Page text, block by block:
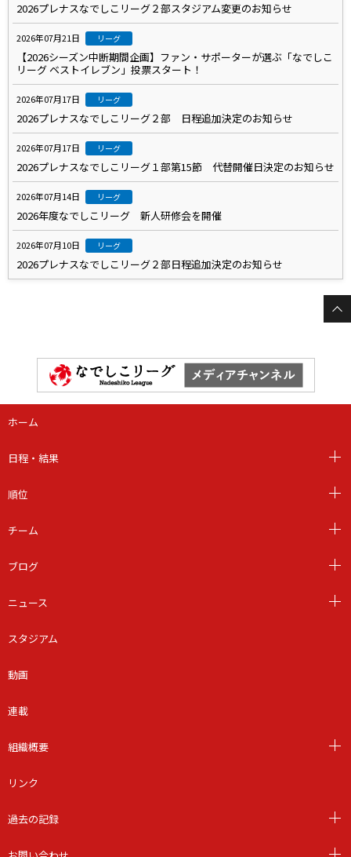
2026プレナスなでしこリーグ２部スタジアム変更のお知らせ
2026年07月21日 リーグ
【2026シーズン中断期間企画】ファン・サポーターが選ぶ「なでしこ
リーグ ベストイレブン」投票スタート！
2026年07月17日 リーグ
2026プレナスなでしこリーグ２部 日程追加決定のお知らせ
2026年07月17日 リーグ
2026プレナスなでしこリーグ１部第15節 代替開催日決定のお知らせ
2026年07月14日 リーグ
2026年度なでしこリーグ 新人研修会を開催
2026年07月10日 リーグ
2026プレナスなでしこリーグ２部日程追加決定のお知らせ
ホーム
日程・結果
順位
チーム
ブログ
ニュース
スタジアム
動画
連載
組織概要
リンク
過去の記録